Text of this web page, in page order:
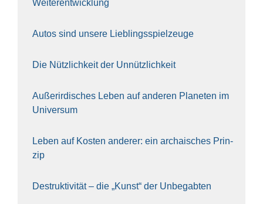
Wei­ter­ent­wick­lung
Autos sind unse­re Lieb­lings­spiel­zeu­ge
Die Nütz­lich­keit der Unnütz­lich­keit
Außer­ir­di­sches Leben auf ande­ren Pla­ne­ten im
Uni­ver­sum
Leben auf Kos­ten ande­rer: ein archai­sches Prin­
zip
Destruk­ti­vi­tät – die „Kunst“ der Unbe­gab­ten